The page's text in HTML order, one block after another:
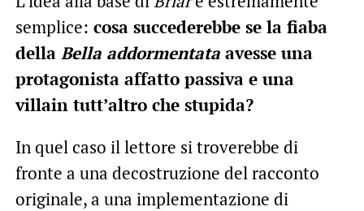
semplice: cosa succederebbe se la fiaba
della Bella addormentataavesse una
protagonista affatto passiva e una
villain tutt’altro che stupida?
In quel caso il lettore si troverebbe di
fronte a una decostruzione del racconto
originale, a una implementazione di